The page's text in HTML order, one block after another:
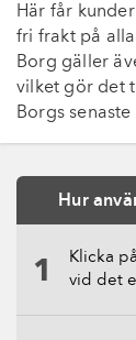
Här får
fri frakt på
Borg gäller
vilket gör det
Borgs
Hur
Klicka
vid det